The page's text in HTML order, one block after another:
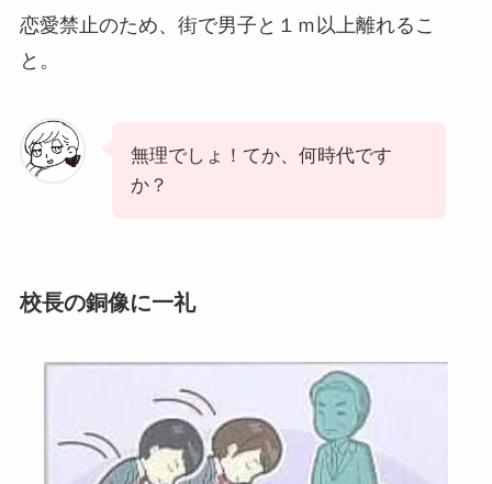
恋愛禁止のため、街で男子と１ｍ以上離れるこ
と。
無理でしょ！てか、何時代です
か？
校長の銅像に一礼